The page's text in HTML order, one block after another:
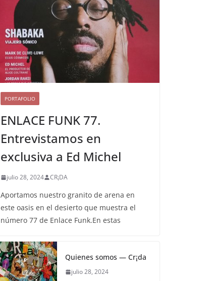
PORTAFOLIO
ENLACE FUNK 77.
Entrevistamos en
exclusiva a Ed Michel
julio 28, 2024 CR¡DA
Aportamos nuestro granito de arena en
este oasis en el desierto que muestra el
número 77 de Enlace Funk.En estas
Quienes somos — Cr¡da
julio 28, 2024